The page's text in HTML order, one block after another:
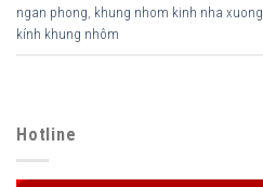
ngan phong khung nhom kinh nha xuong
kính khung nhôm
Hotline